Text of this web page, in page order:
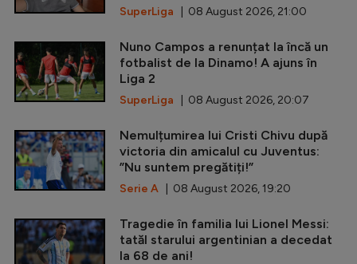
SuperLiga | 08 August 2026, 21:00
Nuno Campos a renunțat la încă un
fotbalist de la Dinamo! A ajuns în
Liga 2
SuperLiga | 08 August 2026, 20:07
Nemulțumirea lui Cristi Chivu după
victoria din amicalul cu Juventus:
”Nu suntem pregătiți!”
Serie A | 08 August 2026, 19:20
Tragedie în familia lui Lionel Messi:
tatăl starului argentinian a decedat
la 68 de ani!